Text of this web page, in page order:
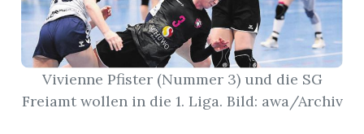
Newsletter
App
Vivienne Pfister (Nummer 3) und die SG
Freiamt wollen in die 1. Liga. Bild: awa/Archiv